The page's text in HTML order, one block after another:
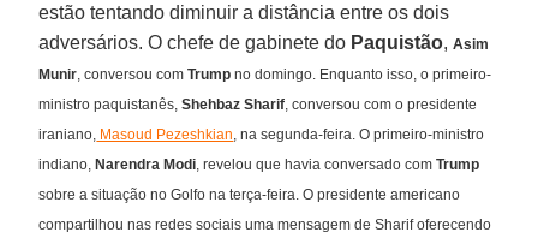
estão tentando diminuir a distância entre os dois
adversários. O chefe de gabinete do Paquistão,Asim
Munir , conversou comTrump no domingo. Enquanto isso, o primeiro-
ministro paquistanês, Shehbaz Sharif , conversou com o presidente
iraniano, Masoud Pezeshkian , na segunda-feira. O primeiro-ministro
indiano,Narendra Modi , revelou que havia conversado comTrump
sobre a situação no Golfo na terça-feira. O presidente americano
compartilhou nas redes sociais uma mensagem de Sharif oferecendo